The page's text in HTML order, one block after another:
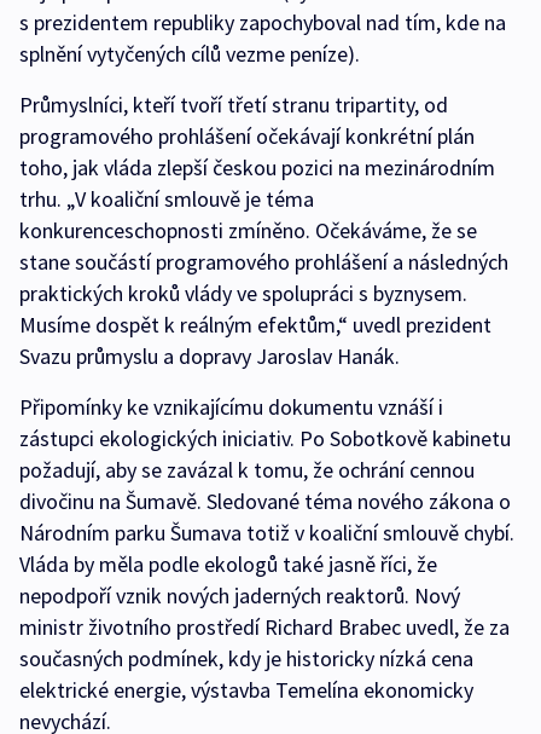
s prezidentem republiky zapochyboval nad tím, kde na
splnění vytyčených cílů vezme peníze).
Průmyslníci, kteří tvoří třetí stranu tripartity, od
programového prohlášení očekávají konkrétní plán
toho, jak vláda zlepší českou pozici na mezinárodním
trhu. „V koaliční smlouvě je téma
konkurenceschopnosti zmíněno. Očekáváme, že se
stane součástí programového prohlášení a následných
praktických kroků vlády ve spolupráci s byznysem.
Musíme dospět k reálným efektům,“ uvedl prezident
Svazu průmyslu a dopravy Jaroslav Hanák.
Připomínky ke vznikajícímu dokumentu vznáší i
zástupci ekologických iniciativ. Po Sobotkově kabinetu
požadují, aby se zavázal k tomu, že ochrání cennou
divočinu na Šumavě. Sledované téma nového zákona o
Národním parku Šumava totiž v koaliční smlouvě chybí.
Vláda by měla podle ekologů také jasně říci, že
nepodpoří vznik nových jaderných reaktorů. Nový
ministr životního prostředí Richard Brabec uvedl, že za
současných podmínek, kdy je historicky nízká cena
elektrické energie, výstavba Temelína ekonomicky
nevychází.